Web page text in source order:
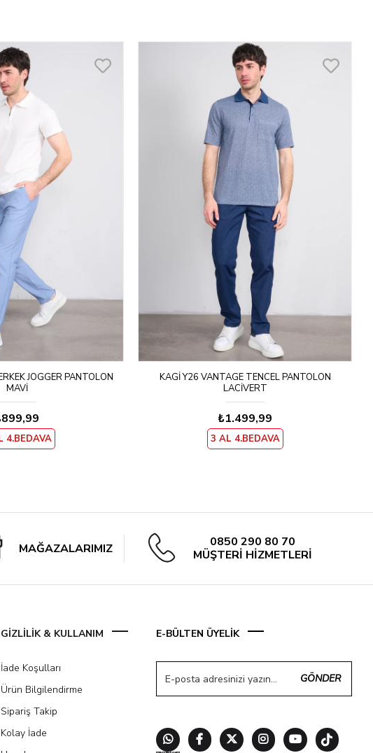
JOGGER PANTOLON
MAVI
4.BEDAVA
KAGI Y26 VANTAGE TENCEL PANTOLON
LACIVERT
₺1.499,99
3 AL 4.BEDAVA
MAĞAZALARIMIZ
0850 290 80 70
MÜŞTERİ HİZMETLERİ
GİZLİLİK & KULLANIM
İade Koşulları
Ürün Bilgilendirme
Sipariş Takip
Kolay İade
E-BÜLTEN ÜYELİK
GÖNDER